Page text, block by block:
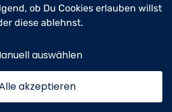
ob Du Cookies erlauben willst
diese ablehnst.
auswählen
akzeptieren